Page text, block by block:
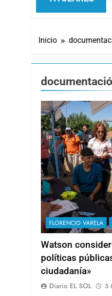
Inicio
FLORENCIO VARELA
Watson
políticas
ciudadanía»
Diario EL SOL 5